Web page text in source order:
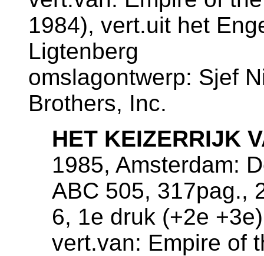
1984), vert.uit het
Ligtenberg
omslagontwerp: Sjef
Brothers, Inc.
HET KEIZERRIJK
1985, Amsterdam:
ABC 505, 317pag.,
6, 1e druk (+2e +3e)
vert.van: Empire of